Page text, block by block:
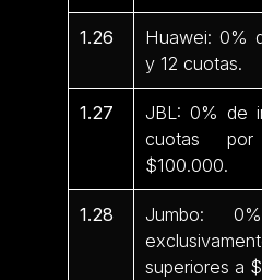
1.26
Huawei: 0%
y 12 cuotas.
1.27
JBL: 0% de
cuotas
$100.000.
1.28
Jumbo:
superiores a